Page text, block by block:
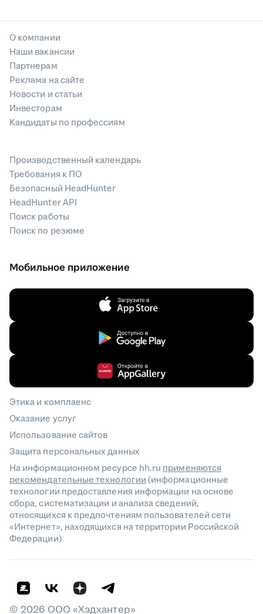
О компании
Наши вакансии
Партнерам
Реклама на сайте
Новости и статьи
Инвесторам
Кандидаты по профессиям
Производственный календарь
Требования к ПО
Безопасный HeadHunter
HeadHunter API
Поиск работы
Поиск по резюме
Мобильное приложение
Этика и комплаенс
Оказание услуг
Использование сайтов
Защита персональных данных
На информационном ресурсе hh.ru применяются
рекомендательные технологии(информационные
технологии предоставления информации на основе
сбора, систематизации и анализа сведений,
относящихся к предпочтениям пользователей сети
«Интернет», находящихся на территории Российской
Федерации)
© 2026 ООО «Хэдхантер»